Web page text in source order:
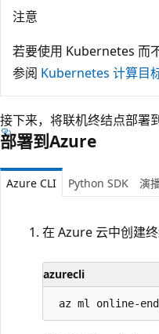
注意
若要使用 Kubernetes 而
参阅 Kubernetes 计算目
接下来，将联机终结点部署
部署到Azure
Azure CLI Python SDK 演
在 Azure 云中创建终
azurecli